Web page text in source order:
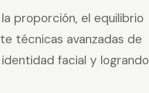
proporción, el equilibrio
técnicas avanzadas de
facial y logrando